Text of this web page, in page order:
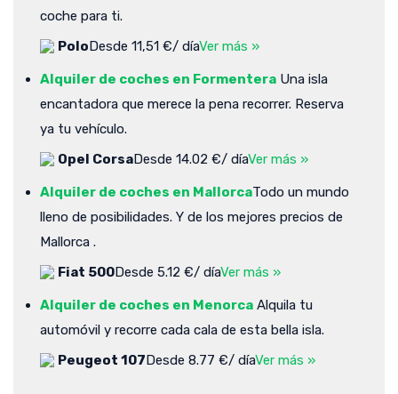
coche para ti.
PoloDesde 11,51 €/ díaVer más »
Alquiler de coches en Formentera Una isla
encantadora que merece la pena recorrer. Reserva
ya tu vehículo.
Opel CorsaDesde 14.02 €/ díaVer más »
Alquiler de coches en MallorcaTodo un mundo
lleno de posibilidades. Y de los mejores precios de
Mallorca .
Fiat 500Desde 5.12 €/ díaVer más »
Alquiler de coches en Menorca Alquila tu
automóvil y recorre cada cala de esta bella isla.
Peugeot 107Desde 8.77 €/ díaVer más »